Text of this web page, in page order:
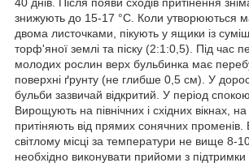
знижують до 15-17 °C. Коли утворюються
двома листочками, пікують у ящики із
торф'яної землі та піску (2:1:0,5). Під час
молодих рослин верх бульбинка має
поверхні ґрунту (не глибше 0,5 см). У
бульби зазвичай відкритий. У період
Вирощують на північних і східних вікнах,
притіняють від прямих сонячних променів.
світлому місці за температури не вище 8-10
необхідно виконувати прийоми з